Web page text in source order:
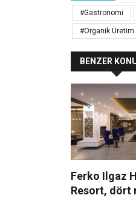
#Gastronomi
#Organik Üretim
BENZER
Ferko Ilgaz
Resort, dört